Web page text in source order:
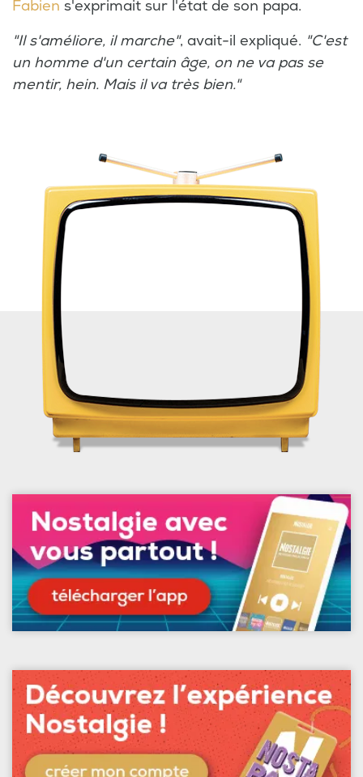
Fabien s'exprimait sur l'état de son papa.
"Il s'améliore, il marche", avait-il expliqué. "C'est
un homme d'un certain âge, on ne va pas se
mentir, hein. Mais il va très bien."